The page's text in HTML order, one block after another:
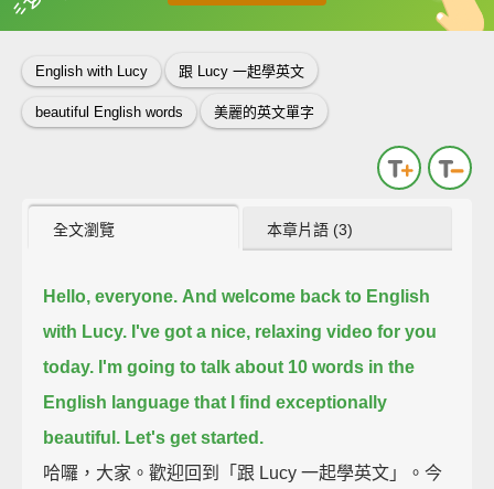
收錄佳句 中
英
English with Lucy 跟 Lucy 一起學英文
beautiful English words 美麗的英文單字
全文瀏覽 本章片語 (3)
Hello, everyone. And welcome back to English
with Lucy. I've got a nice, relaxing video for you
today. I'm going to talk about 10 words in the
English language that I find exceptionally
beautiful. Let's get started.
哈囉，大家。歡迎回到「跟 Lucy 一起學英文」。今